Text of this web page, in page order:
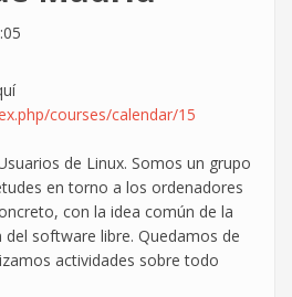
courses/calendar/15
de Linux. Somos un grupo
en torno a los ordenadores
con la idea común de la
software libre. Quedamos de
actividades sobre todo